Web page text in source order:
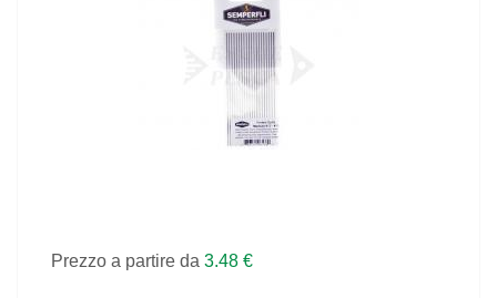
VEDI IL PRODOTTO
Prezzo a partire da 3.48 €